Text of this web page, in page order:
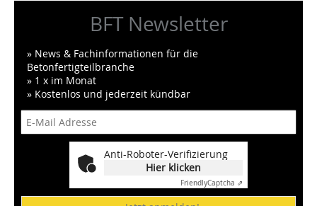
BFT Newsletter
» News & Fachinformationen für die
Betonfertigteilbranche
» 1 x im Monat
» Kostenlos und jederzeit kündbar
Anti-Roboter-Verifizierung
Hier klicken
FriendlyCaptcha ⇗